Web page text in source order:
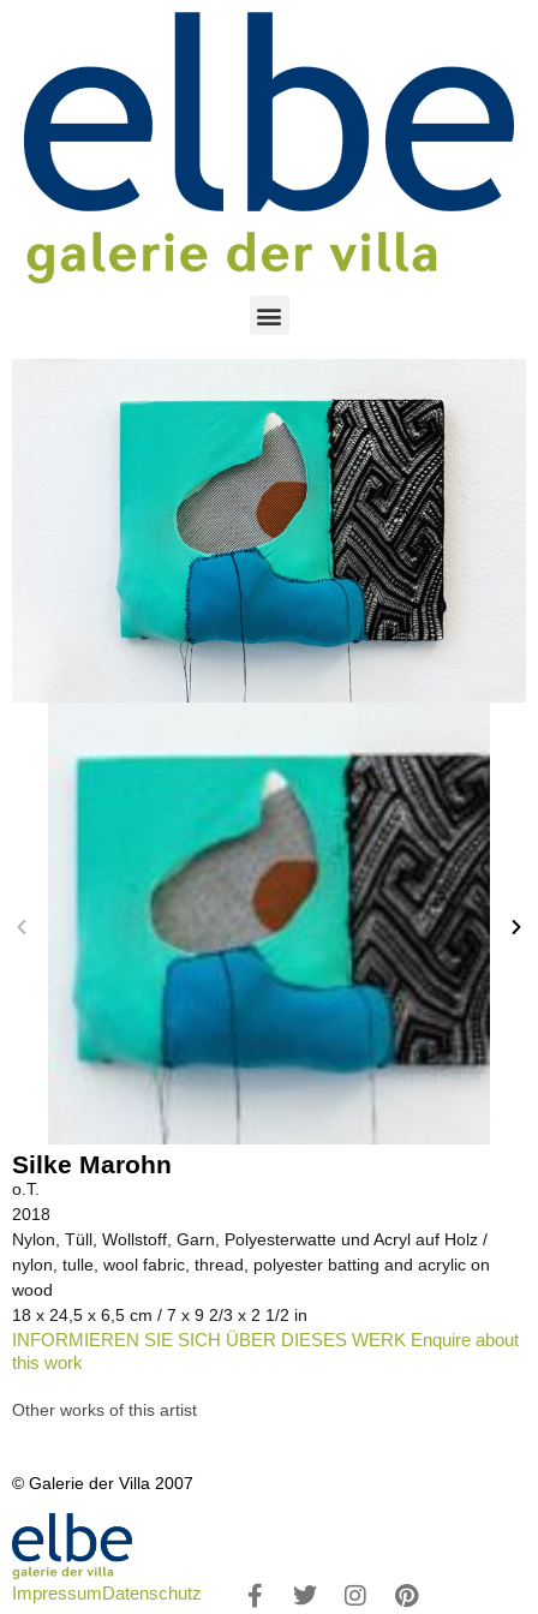
Silke Marohn
o.T.
2018
Nylon, Tüll, Wollstoff, Garn, Polyesterwatte und Acryl auf Holz /
nylon, tulle, wool fabric, thread, polyester batting and acrylic on
wood
18 x 24,5 x 6,5 cm / 7 x 9 2/3 x 2 1/2 in
INFORMIEREN SIE SICH ÜBER DIESES WERK Enquire about
this work
Other works of this artist
© Galerie der Villa 2007
ImpressumDatenschutz